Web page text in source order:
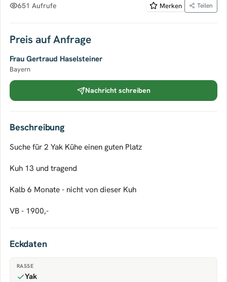
651 Aufrufe Merken Teilen
Preis auf Anfrage
Frau Gertraud Haselsteiner
Bayern
Nachricht schreiben
Beschreibung
Suche für 2 Yak Kühe einen guten Platz
Kuh 13 und tragend
Kalb 6 Monate - nicht von dieser Kuh
VB - 1900,-
Eckdaten
RASSE
Yak